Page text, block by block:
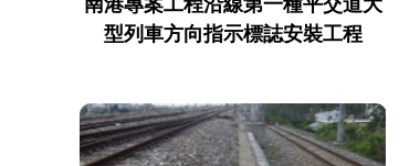
型列車方向指示標誌安裝工程